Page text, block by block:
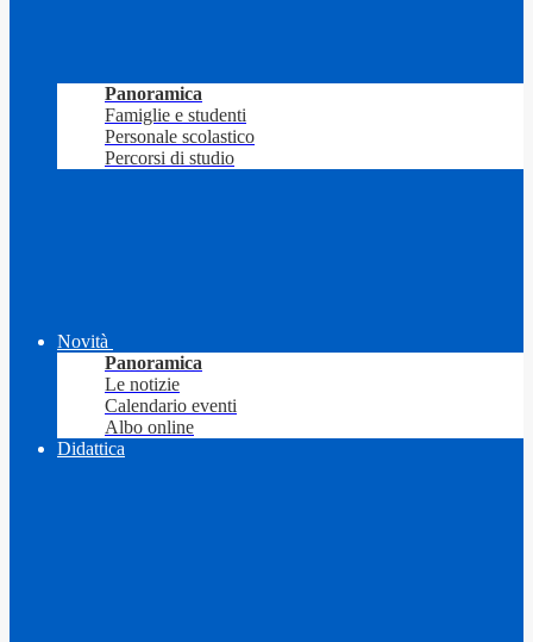
Panoramica
Famiglie e studenti
Personale scolastico
Percorsi di studio
Novità
Panoramica
Le notizie
Calendario eventi
Albo online
Didattica